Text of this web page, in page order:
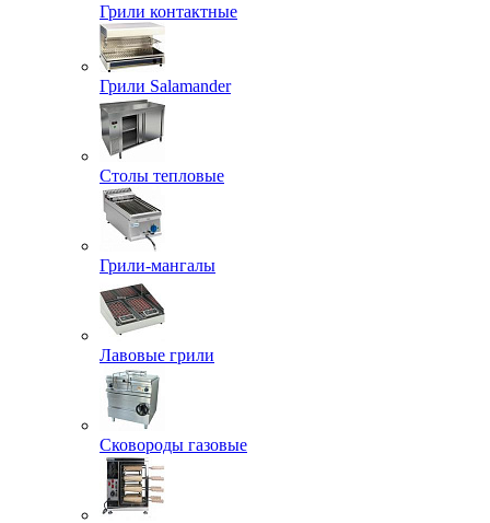
Грили контактные
Грили Salamander
Столы тепловые
Грили-мангалы
Лавовые грили
Сковороды газовые